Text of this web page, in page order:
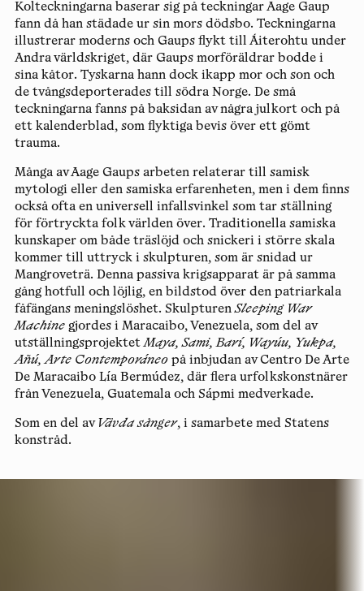
Kolteckningarna baserar sig på teckningar Aage Gaup
fann då han städade ur sin mors dödsbo. Teckningarna
illustrerar moderns och Gaups flykt till Áiterohtu under
Andra världskriget, där Gaups morföräldrar bodde i
sina kåtor. Tyskarna hann dock ikapp mor och son och
de tvångsdeporterades till södra Norge. De små
teckningarna fanns på baksidan av några julkort och på
ett kalenderblad, som flyktiga bevis över ett gömt
trauma.
Många av Aage Gaups arbeten relaterar till samisk
mytologi eller den samiska erfarenheten, men i dem finns
också ofta en universell infallsvinkel som tar ställning
för förtryckta folk världen över. Traditionella samiska
kunskaper om både träslöjd och snickeri i större skala
kommer till uttryck i skulpturen, som är snidad ur
Mangroveträ. Denna passiva krigsapparat är på samma
gång hotfull och löjlig, en bildstod över den patriarkala
fåfängans meningslöshet. SkulpturenSleeping War
Machinegjordes i Maracaibo, Venezuela, som del av
utställningsprojektetMaya, Sami, Barí, Wayúu, Yukpa,
Añú, Arte Contemporáneopå inbjudan av Centro De Arte
De Maracaibo Lía Bermúdez, där flera urfolkskonstnärer
från Venezuela, Guatemala och Sápmi medverkade.
Som en del av Vävda sånger, i samarbete med Statens
konstråd.